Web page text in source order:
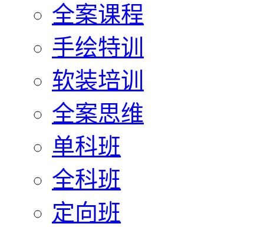
全案课程
手绘特训
软装培训
全案思维
单科班
全科班
定向班